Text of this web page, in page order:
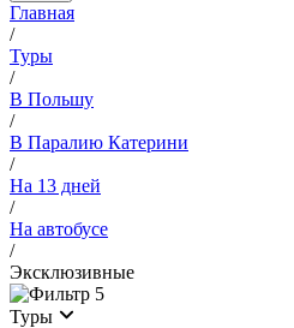
Главная
/
Туры
/
В Польшу
/
В Паралию Катерини
/
На 13 дней
/
На автобусе
/
Эксклюзивные
5
Туры